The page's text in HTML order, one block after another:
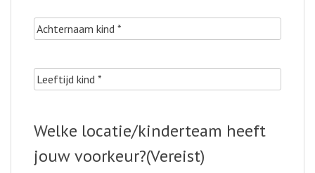
Achternaam
kind(Vereist)
Leeftijd
kind(Vereist)
Welke locatie/kinderteam heeft
jouw voorkeur?(Vereist)